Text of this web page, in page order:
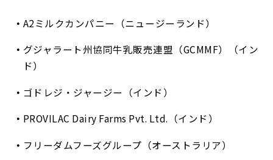
A2ミルクカンパニー（ニュージーランド）
グジャラート州協同牛乳販売連盟（GCMMF）（イン
ド）
ゴドレジ・ジャージー（インド）
PROVILAC Dairy Farms Pvt. Ltd.（インド）
フリーダムフーズグループ（オーストラリア）